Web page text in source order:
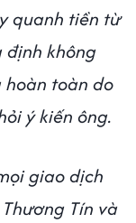
quanh tiền từ
định không
hoàn toàn do
ý kiến ông.
giao dịch
Tín và